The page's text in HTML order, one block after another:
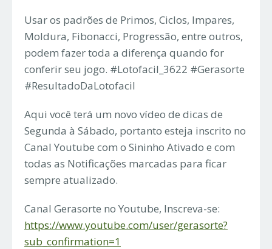
Usar os padrões de Primos, Ciclos, Impares,
Moldura, Fibonacci, Progressão, entre outros,
podem fazer toda a diferença quando for
conferir seu jogo. #Lotofacil_3622 #Gerasorte
#ResultadoDaLotofacil
Aqui você terá um novo vídeo de dicas de
Segunda à Sábado, portanto esteja inscrito no
Canal Youtube com o Sininho Ativado e com
todas as Notificações marcadas para ficar
sempre atualizado.
Canal Gerasorte no Youtube, Inscreva-se:
https://www.youtube.com/user/gerasorte?
sub_confirmation=1